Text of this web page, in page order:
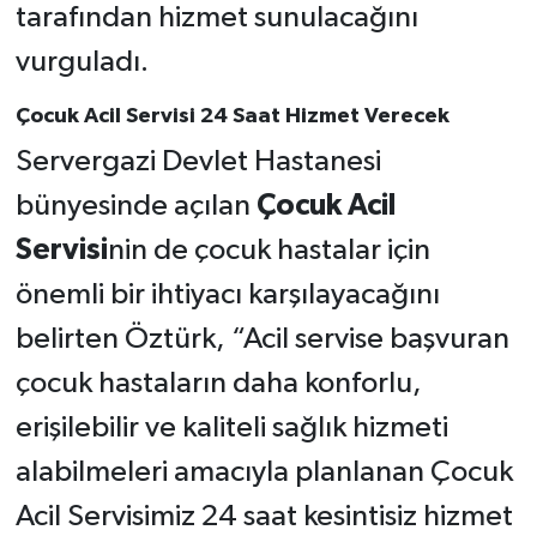
tarafından hizmet sunulacağını
vurguladı.
Çocuk Acil Servisi 24 Saat Hizmet Verecek
Servergazi Devlet Hastanesi
bünyesinde açılan Çocuk Acil
Servisinin de çocuk hastalar için
önemli bir ihtiyacı karşılayacağını
belirten Öztürk, “Acil servise başvuran
çocuk hastaların daha konforlu,
erişilebilir ve kaliteli sağlık hizmeti
alabilmeleri amacıyla planlanan Çocuk
Acil Servisimiz 24 saat kesintisiz hizmet